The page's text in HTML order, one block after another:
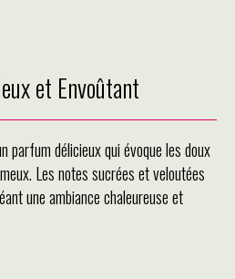
et Envoûtant
parfum délicieux qui évoque les doux
Les notes sucrées et veloutées
une ambiance chaleureuse et